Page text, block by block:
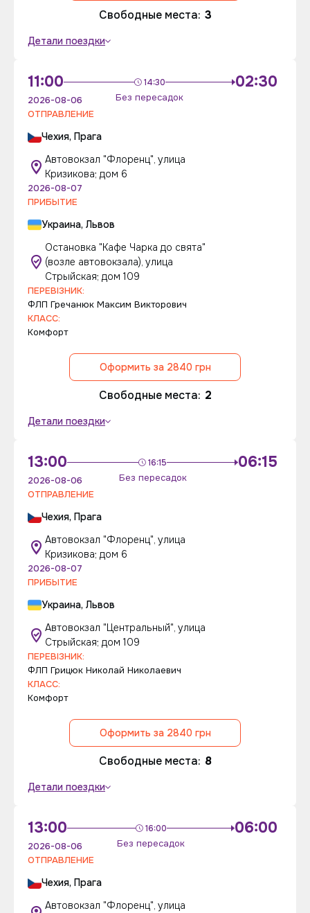
Свободные места: 3
Детали поездки
11:00 14:30
Без пересадок
02:30
2026-08-06
ОТПРАВЛЕНИЕ
Чехия, Прага
Автовокзал "Флоренц", улица
Кризикова; дом 6
2026-08-07
ПРИБЫТИЕ
Украина, Львов
Остановка "Кафе Чарка до свята"
(возле автовокзала), улица
Стрыйская; дом 109
ПЕРЕВІЗНИК:
ФЛП Гречанюк Максим Викторович
КЛАСС:
Комфорт
Оформить за 2840 грн
Свободные места: 2
Детали поездки
13:00 16:15
Без пересадок
06:15
2026-08-06
ОТПРАВЛЕНИЕ
Чехия, Прага
Автовокзал "Флоренц", улица
Кризикова; дом 6
2026-08-07
ПРИБЫТИЕ
Украина, Львов
Автовокзал "Центральный", улица
Стрыйская; дом 109
ПЕРЕВІЗНИК:
ФЛП Грицюк Николай Николаевич
КЛАСС:
Комфорт
Оформить за 2840 грн
Свободные места: 8
Детали поездки
13:00 16:00
Без пересадок
06:00
2026-08-06
ОТПРАВЛЕНИЕ
Чехия, Прага
Автовокзал "Флоренц", улица